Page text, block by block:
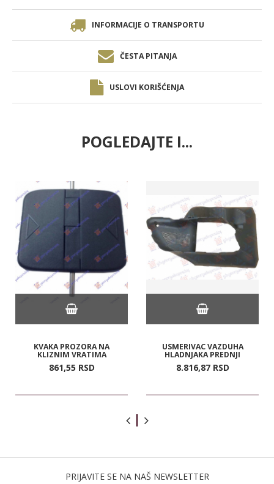
INFORMACIJE O TRANSPORTU
ČESTA PITANJA
USLOVI KORIŠĆENJA
POGLEDAJTE I...
KVAKA PROZORA NA
KLIZNIM VRATIMA
861,55 RSD
USMERIVAC VAZDUHA
HLADNJAKA PREDNJI
8.816,87 RSD
PRIJAVITE SE NA NAŠ NEWSLETTER